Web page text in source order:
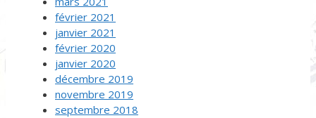
février 2021
janvier 2021
février 2020
janvier 2020
décembre 2019
novembre 2019
septembre 2018